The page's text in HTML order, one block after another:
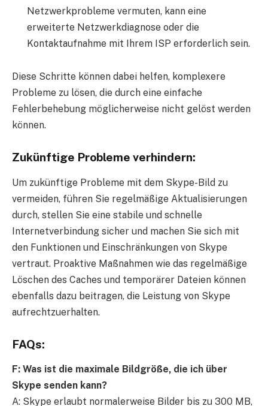
Netzwerkprobleme vermuten, kann eine
erweiterte Netzwerkdiagnose oder die
Kontaktaufnahme mit Ihrem ISP erforderlich sein.
Diese Schritte können dabei helfen, komplexere
Probleme zu lösen, die durch eine einfache
Fehlerbehebung möglicherweise nicht gelöst werden
können.
Zukünftige Probleme verhindern:
Um zukünftige Probleme mit dem Skype-Bild zu
vermeiden, führen Sie regelmäßige Aktualisierungen
durch, stellen Sie eine stabile und schnelle
Internetverbindung sicher und machen Sie sich mit
den Funktionen und Einschränkungen von Skype
vertraut. Proaktive Maßnahmen wie das regelmäßige
Löschen des Caches und temporärer Dateien können
ebenfalls dazu beitragen, die Leistung von Skype
aufrechtzuerhalten.
FAQs:
F: Was ist die maximale Bildgröße, die ich über
Skype senden kann?
A: Skype erlaubt normalerweise Bilder bis zu 300 MB,